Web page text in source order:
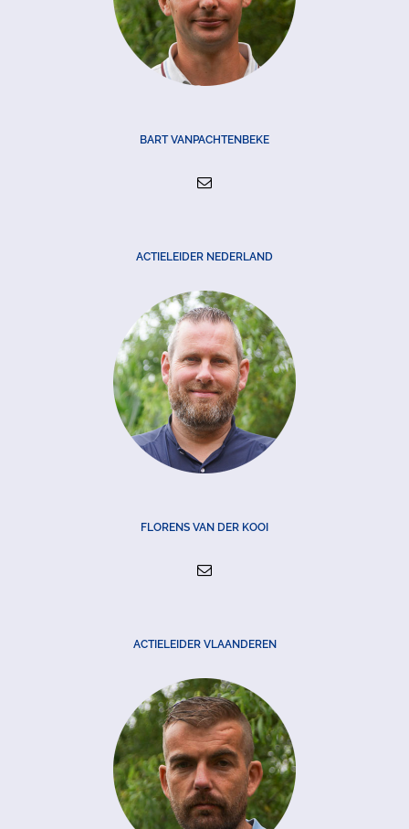
BART VANPACHTENBEKE
ACTIELEIDER NEDERLAND
FLORENS VAN DER KOOI
ACTIELEIDER VLAANDEREN